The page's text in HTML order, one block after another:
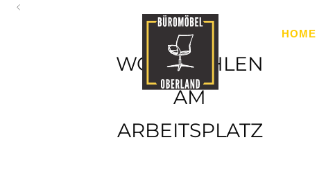
HOME
WOHLFÜHLEN
AM
ARBEITSPLATZ